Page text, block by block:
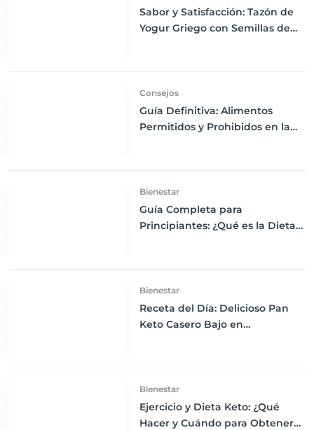
Sabor y Satisfacción: Tazón de
Yogur Griego con Semillas de
Consejos
Guía Definitiva: Alimentos
Permitidos y Prohibidos en la
Bienestar
Guía Completa para
Principiantes: ¿Qué es la Dieta
Bienestar
Receta del Día: Delicioso Pan
Keto Casero Bajo en
Bienestar
Ejercicio y Dieta Keto: ¿Qué
Hacer y Cuándo para Obtener